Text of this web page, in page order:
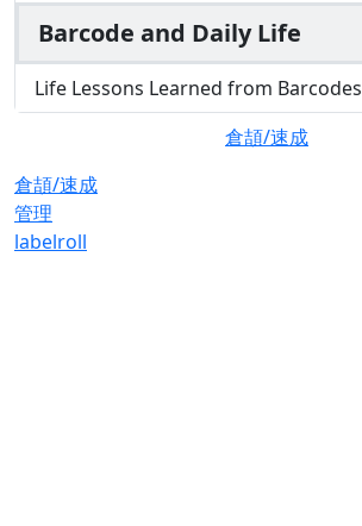
Barcode and Daily Life
Life Lessons Learned from Barcodes
倉頡/速成
倉頡/速成
管理
labelroll